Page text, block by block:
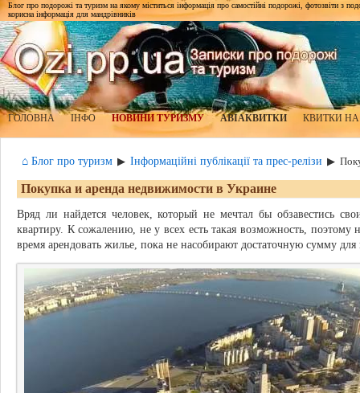
Блог про подорожі та туризм на якому міститься інформація про самостійні подорожі, фотозвіти з
корисна інформація для мандрівників
ГОЛОВНА ІНФО НОВИНИ ТУРИЗМУ АВІАКВИТКИ КВИТКИ
⌂ Блог про туризм ▶ Інформаційні публікації та прес-релізи ▶
Покупка и аренда недвижимости в Украине
Вряд ли найдется человек, который не мечтал бы обзавестись
квартиру. К сожалению, не у всех есть такая возможность,
время арендовать жилье, пока не насобирают достаточную сумму